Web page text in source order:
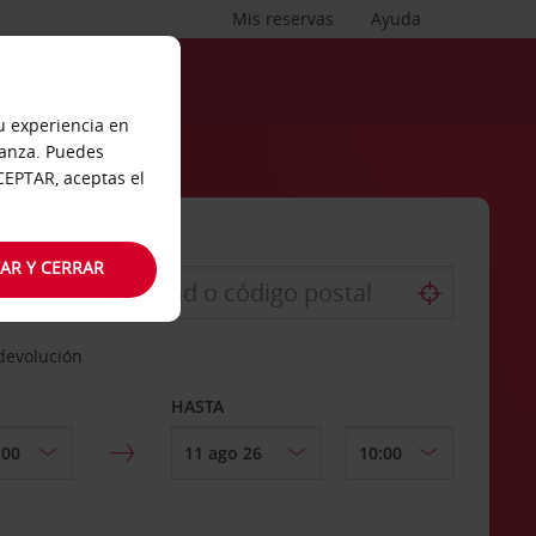
Ayuda
Mis reservas
HASTA
experiencia en
Puedes
aceptas el
Y CERRAR